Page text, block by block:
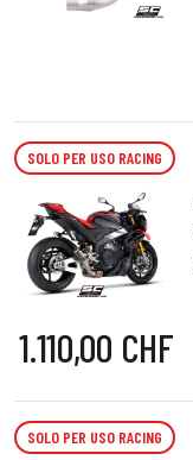
SOLO PER USO RACING
1.110,00 CHF
SOLO PER USO RACING